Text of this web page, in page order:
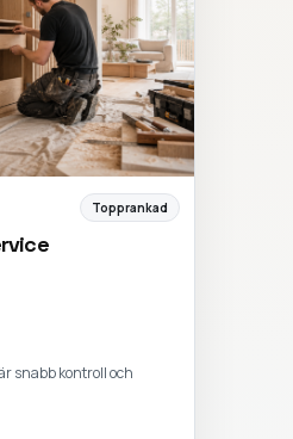
Topprankad
snabb kontroll och